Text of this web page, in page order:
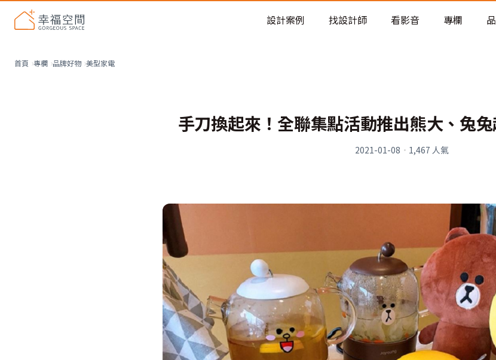
老屋預算分配與高 CP 值煥新術
設計案例 找設計師 看影音 專欄
首頁 專欄 品牌好物 美型家電
手刀換起來！全聯集點活動推出熊大、兔
2021-01-08 · 1,467 人氣